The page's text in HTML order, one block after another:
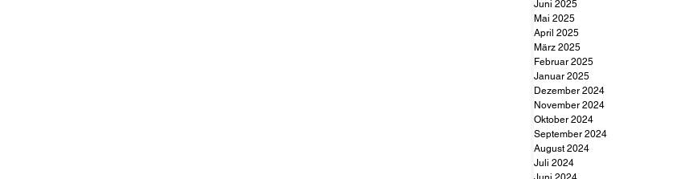
Juni 2025
Mai 2025
April 2025
März 2025
Februar 2025
Januar 2025
Dezember 2024
November 2024
Oktober 2024
September 2024
August 2024
Juli 2024